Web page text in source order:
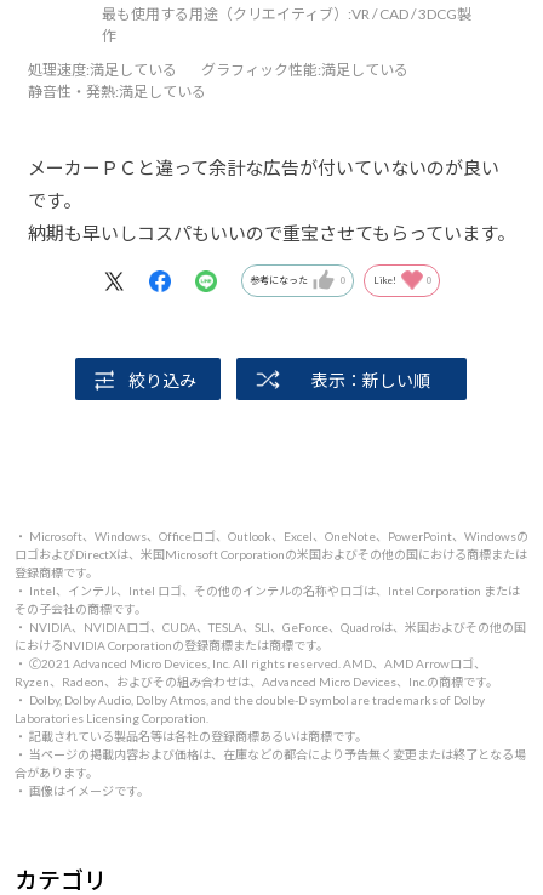
最も使用する用途（クリエイティブ）:VR / CAD / 3DCG製
作
処理速度:満足している グラフィック性能:満足している
静音性・発熱:満足している
メーカーＰＣと違って余計な広告が付いていないのが良い
です。
納期も早いしコスパもいいので重宝させてもらっています。
参考になった 0 Like! 0
絞り込み 表示：新しい順
・ Microsoft、Windows、Officeロゴ、Outlook、Excel、OneNote、PowerPoint、Windowsの
ロゴおよびDirectXは、米国Microsoft Corporationの米国およびその他の国における商標または
登録商標です。
・ Intel、インテル、Intel ロゴ、その他のインテルの名称やロゴは、Intel Corporation または
その子会社の商標です。
・ NVIDIA、NVIDIAロゴ、CUDA、TESLA、SLI、GeForce、Quadroは、米国およびその他の国
におけるNVIDIA Corporationの登録商標または商標です。
・ 🄫2021 Advanced Micro Devices, Inc. All rights reserved. AMD、AMD Arrowロゴ、
Ryzen、Radeon、およびその組み合わせは、Advanced Micro Devices、Inc.の商標です。
・ Dolby, Dolby Audio, Dolby Atmos, and the double-D symbol are trademarks of Dolby
Laboratories Licensing Corporation.
・ 記載されている製品名等は各社の登録商標あるいは商標です。
・ 当ページの掲載内容および価格は、在庫などの都合により予告無く変更または終了となる場
合があります。
・ 画像はイメージです。
カテゴリ